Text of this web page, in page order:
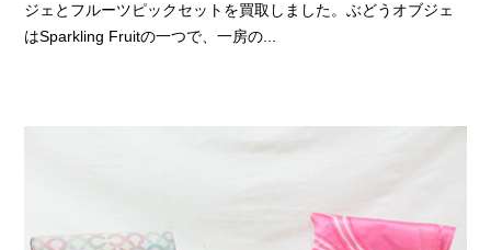
ジェとフルーツピックセットを買取しました。ぶどうオブジェ
はSparkling Fruitの一つで、一房の...